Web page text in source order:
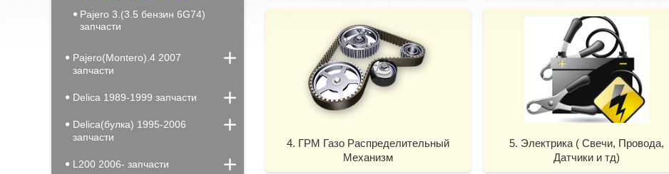
4. ГРМ Газо Распределительный
Механизм
5. Электрика ( Свечи, Провода,
Датчики и тд)
Pajero 3.(3.5 бензин 6G74)
запчасти
Pajero(Montero).4 2007
запчасти
Delica 1989-1999 запчасти
Delica(булка) 1995-2006
запчасти
L200 2006- запчасти